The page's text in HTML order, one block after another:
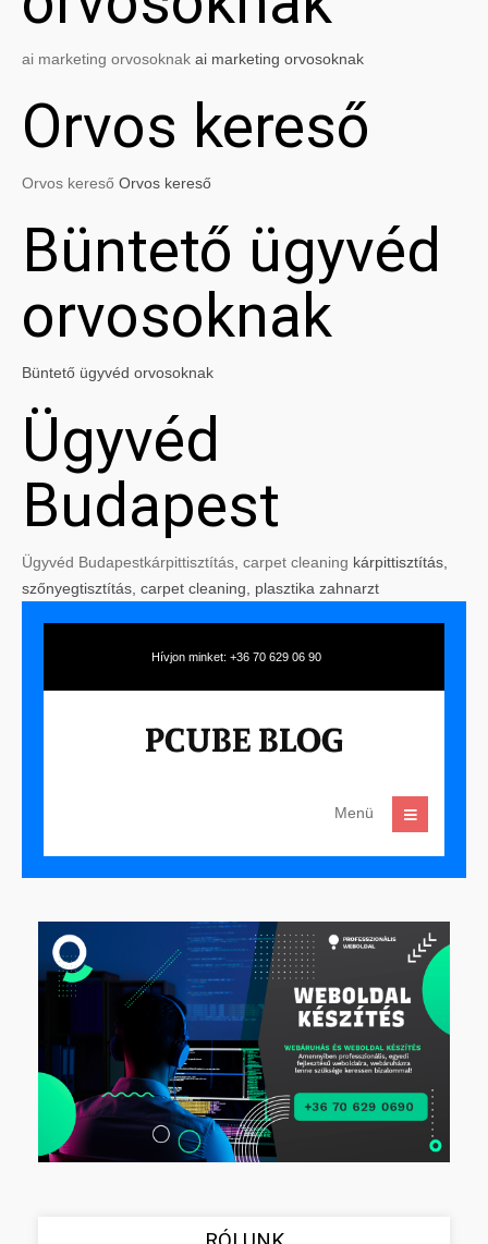
ai marketing orvosoknak ai marketing orvosoknak
Orvos kereső
Orvos kereső Orvos kereső
Büntető ügyvéd
orvosoknak
Büntető ügyvéd orvosoknak
Ügyvéd
Budapest
Ügyvéd Budapestkárpittisztítás carpet cleaning kárpittisztítás,
szőnyegtisztítás, carpet cleaning, plasztika zahnarzt
Hívjon minket: +36 70 629 06 90
Menü